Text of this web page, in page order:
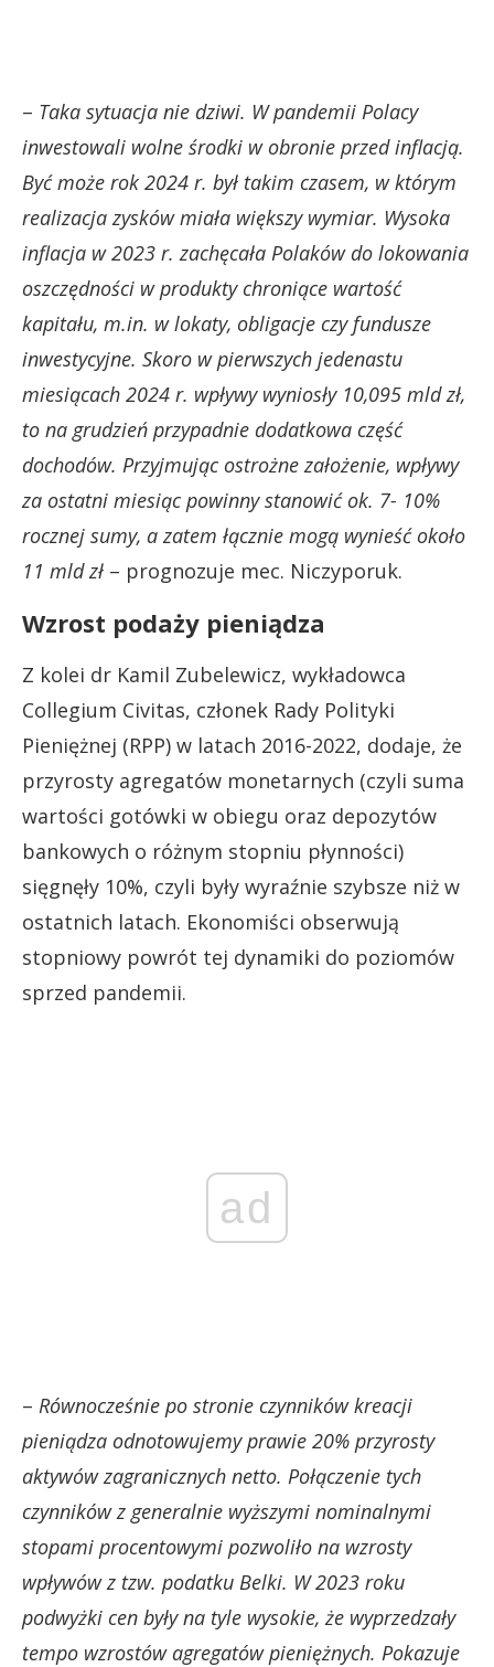
– Taka sytuacja nie dziwi. W pandemii Polacy
inwestowali wolne środki w obronie przed inflacją.
Być może rok 2024 r. był takim czasem, w którym
realizacja zysków miała większy wymiar. Wysoka
inflacja w 2023 r. zachęcała Polaków do lokowania
oszczędności w produkty chroniące wartość
kapitału, m.in. w lokaty, obligacje czy fundusze
inwestycyjne. Skoro w pierwszych jedenastu
miesiącach 2024 r. wpływy wyniosły 10,095 mld zł,
to na grudzień przypadnie dodatkowa część
dochodów. Przyjmując ostrożne założenie, wpływy
za ostatni miesiąc powinny stanowić ok. 7- 10%
rocznej sumy, a zatem łącznie mogą wynieść około
11 mld zł – prognozuje mec. Niczyporuk.
Wzrost podaży pieniądza
Z kolei dr Kamil Zubelewicz, wykładowca
Collegium Civitas, członek Rady Polityki
Pieniężnej (RPP) w latach 2016-2022, dodaje, że
przyrosty agregatów monetarnych (czyli suma
wartości gotówki w obiegu oraz depozytów
bankowych o różnym stopniu płynności)
sięgnęły 10%, czyli były wyraźnie szybsze niż w
ostatnich latach. Ekonomiści obserwują
stopniowy powrót tej dynamiki do poziomów
sprzed pandemii.
ad
– Równocześnie po stronie czynników kreacji
pieniądza odnotowujemy prawie 20% przyrosty
aktywów zagranicznych netto. Połączenie tych
czynników z generalnie wyższymi nominalnymi
stopami procentowymi pozwoliło na wzrosty
wpływów z tzw. podatku Belki. W 2023 roku
podwyżki cen były na tyle wysokie, że wyprzedzały
tempo wzrostów agregatów pieniężnych. Pokazuje